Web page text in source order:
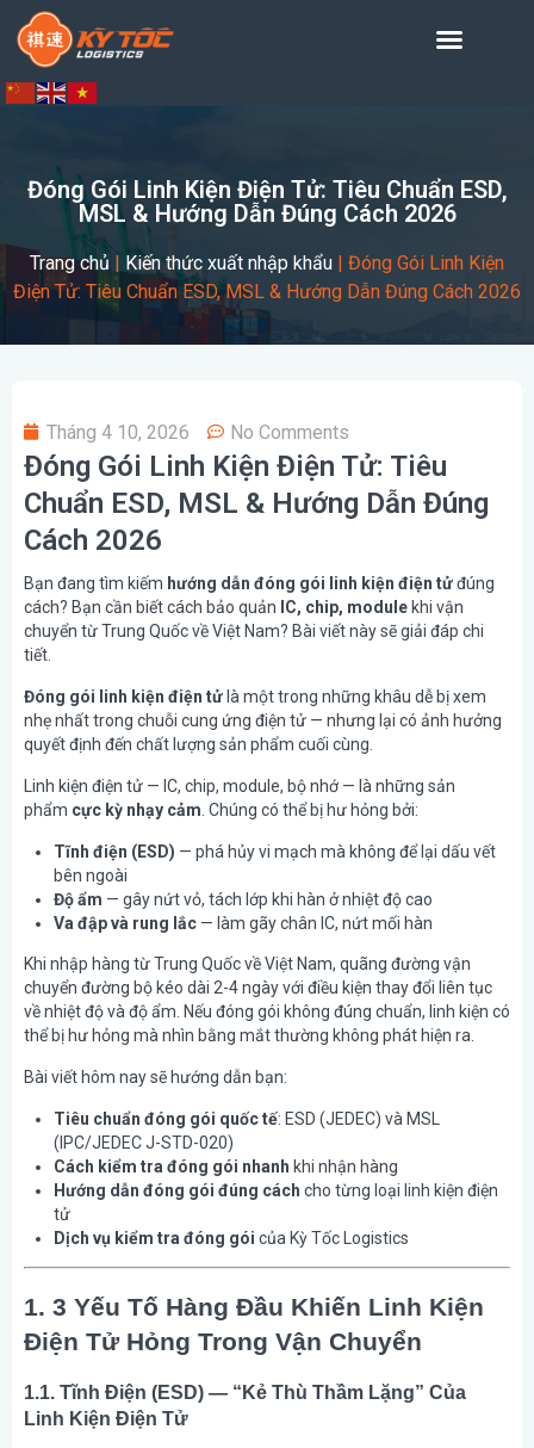
Đóng Gói Linh Kiện Điện Tử: Tiêu Chuẩn ESD,
MSL & Hướng Dẫn Đúng Cách 2026
Trang chủ | Kiến thức xuất nhập khẩu | Đóng Gói Linh Kiện
Điện Tử: Tiêu Chuẩn ESD, MSL & Hướng Dẫn Đúng Cách 2026
Tháng 4 10, 2026 No Comments
Đóng Gói Linh Kiện Điện Tử: Tiêu
Chuẩn ESD, MSL & Hướng Dẫn Đúng
Cách 2026
Bạn đang tìm kiếm hướng dẫn đóng gói linh kiện điện tửđúng
cách? Bạn cần biết cách bảo quản IC, chip, module khi vận
chuyển từ Trung Quốc về Việt Nam? Bài viết này sẽ giải đáp chi
tiết.
Đóng gói linh kiện điện tử là một trong những khâu dễ bị xem
nhẹ nhất trong chuỗi cung ứng điện tử — nhưng lại có ảnh hưởng
quyết định đến chất lượng sản phẩm cuối cùng.
Linh kiện điện tử — IC, chip, module, bộ nhớ — là những sản
phẩm cực kỳ nhạy cảm . Chúng có thể bị hư hỏng bởi:
Tĩnh điện (ESD) — phá hủy vi mạch mà không để lại dấu vết
bên ngoài
Độ ẩm — gây nứt vỏ, tách lớp khi hàn ở nhiệt độ cao
Va đập và rung lắc — làm gãy chân IC, nứt mối hàn
Khi nhập hàng từ Trung Quốc về Việt Nam, quãng đường vận
chuyển đường bộ kéo dài 2-4 ngày với điều kiện thay đổi liên tục
về nhiệt độ và độ ẩm. Nếu đóng gói không đúng chuẩn, linh kiện có
thể bị hư hỏng mà nhìn bằng mắt thường không phát hiện ra.
Bài viết hôm nay sẽ hướng dẫn bạn:
Tiêu chuẩn đóng gói quốc tế: ESD (JEDEC) và MSL
(IPC/JEDEC J-STD-020)
Cách kiểm tra đóng gói nhanh khi nhận hàng
Hướng dẫn đóng gói đúng cách cho từng loại linh kiện điện
tử
Dịch vụ kiểm tra đóng gói của Kỳ Tốc Logistics
1. 3 Yếu Tố Hàng Đầu Khiến Linh Kiện
Điện Tử Hỏng Trong Vận Chuyển
1.1. Tĩnh Điện (ESD) — “Kẻ Thù Thầm Lặng” Của
Linh Kiện Điện Tử